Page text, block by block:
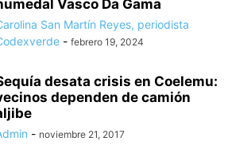
Vasco Da Gama
San Martín Reyes, periodista
- febrero 19, 2024
desata crisis en Coelemu:
dependen de camión
- noviembre 21, 2017